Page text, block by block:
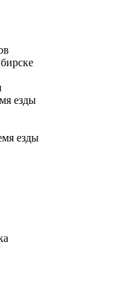
езды
езды